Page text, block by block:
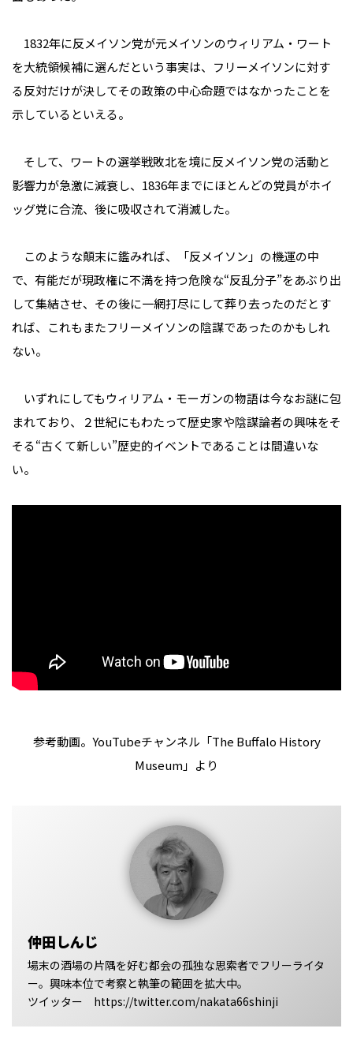
1832年に反メイソン党が元メイソンのウィリアム・ワート
を大統領候補に選んだという事実は、フリーメイソンに対す
る反対だけが決してその政策の中心命題ではなかったことを
示しているといえる。
そして、ワートの選挙戦敗北を境に反メイソン党の活動と
影響力が急激に減衰し、1836年までにほとんどの党員がホイ
ッグ党に合流、後に吸収されて消滅した。
このような顛末に鑑みれば、「反メイソン」の機運の中
で、有能だが現政権に不満を持つ危険な“反乱分子”をあぶり出
して集結させ、その後に一網打尽にして葬り去ったのだとす
れば、これもまたフリーメイソンの陰謀であったのかもしれ
ない。
いずれにしてもウィリアム・モーガンの物語は今なお謎に包
まれており、２世紀にもわたって歴史家や陰謀論者の興味をそ
そる“古くて新しい”歴史的イベントであることは間違いな
い。
参考動画。YouTubeチャンネル「The Buffalo History
Museum」より
仲田しんじ
場末の酒場の片隅を好む都会の孤独な思索者でフリーライタ
ー。興味本位で考察と執筆の範囲を拡大中。
ツイッター https://twitter.com/nakata66shinji